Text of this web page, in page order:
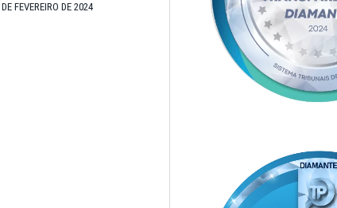
FEVEREIRO DE 2024